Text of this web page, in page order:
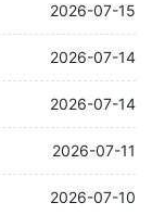
2026-07-15
2026-07-14
2026-07-14
2026-07-11
2026-07-10